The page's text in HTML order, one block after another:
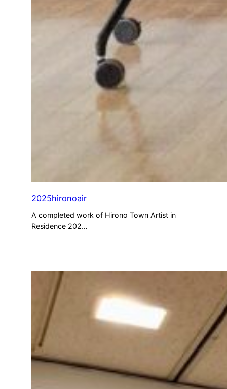
2025hironoair
A completed work of Hirono Town Artist in
Residence 202…